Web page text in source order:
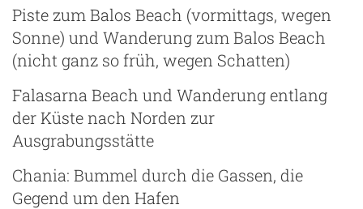
Piste zum Balos Beach (vormittags, wegen
Sonne) und Wanderung zum Balos Beach
(nicht ganz so früh, wegen Schatten)
Falasarna Beach und Wanderung entlang
der Küste nach Norden zur
Ausgrabungsstätte
Chania: Bummel durch die Gassen, die
Gegend um den Hafen